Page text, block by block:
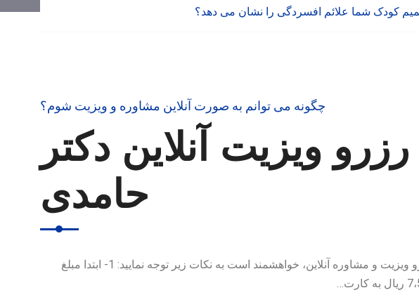
کودک شما علائم افسردگی را نشان می دهد؟
چگونه می توانم به صورت آنلاین مشاوره و ویزیت شوم؟
رزرو ویزیت آنلاین دکتر
حامدی
برای رزرو ویزیت و مشاوره آنلاین، خواهشمند است به نکات زیر توجه نمایید: 1- ابتدا مبلغ